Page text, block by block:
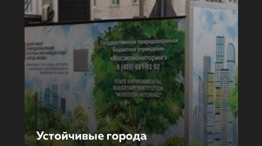
Устойчивые города